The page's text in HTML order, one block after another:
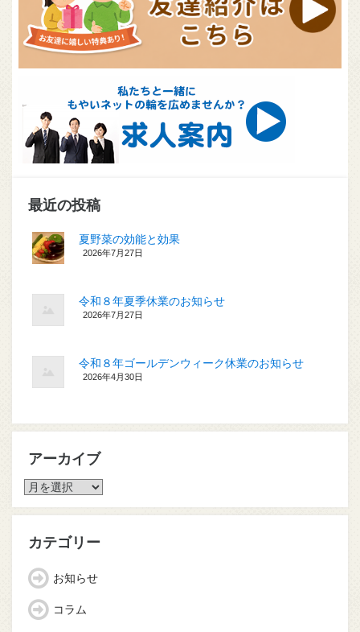
最近の投稿
夏野菜の効能と効果
2026年7月27日
令和８年夏季休業のお知らせ
2026年7月27日
令和８年ゴールデンウィーク休業のお知らせ
2026年4月30日
アーカイブ
ア
カ
ブ
カテゴリー
お知らせ
コラム